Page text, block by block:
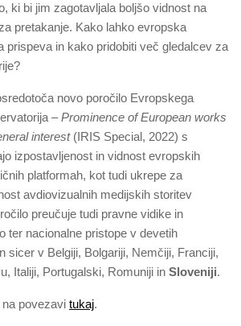
ki bi jim zagotavljala boljšo vidnost na
pretakanje. Kako lahko evropska
prispeva in kako pridobiti več gledalcev za
novo poročilo Evropskega
–Prominence of European works
interest(IRIS Special, 2022) s
izpostavljenost in vidnost evropskih
platformah, kot tudi ukrepe za
avdiovizualnih medijskih storitev
preučuje tudi pravne vidike in
ter nacionalne pristope v devetih
sicer v Belgiji, Bolgariji, Nemčiji, Franciji,
Italiji, Portugalski, Romuniji in Sloveniji.
na povezavi tukaj.